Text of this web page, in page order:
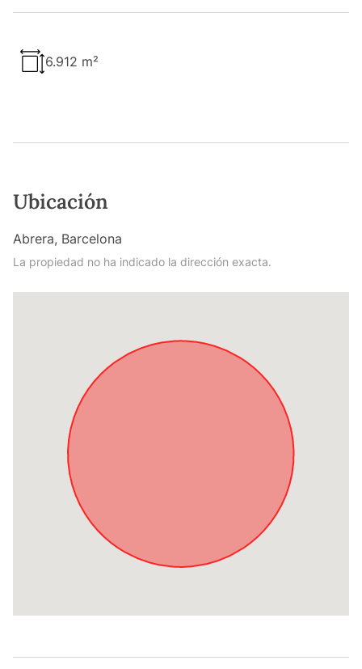
6.912 m²
Ubicación
Abrera, Barcelona
La propiedad no ha indicado la dirección exacta.